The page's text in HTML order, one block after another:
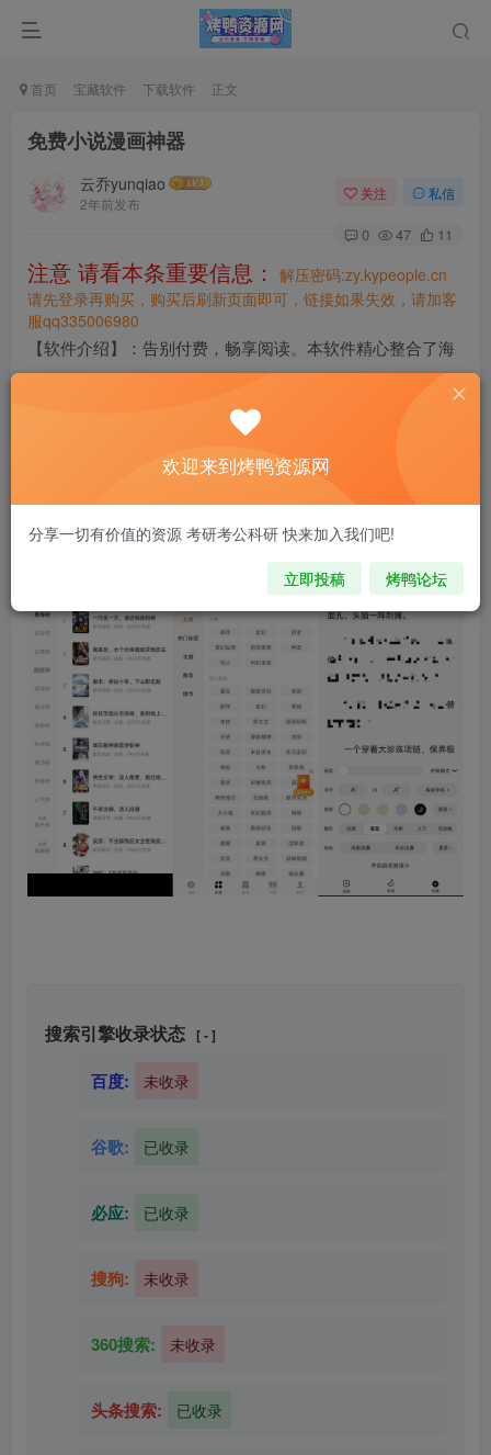
首页 宝藏软件 下载软件 正文
免费小说漫画神器
云乔yunqiao
2年前发布
关注 私信
0 47 11
注意 请看本条重要信息：
解压密码:zy.kypeople.cn
请先登录再购买，购买后刷新页面即可，链接如果失效，请加客
服qq335006980
【软件介绍】：告别付费，畅享阅读。本软件精心整合了海
量免费小说、漫画及听书资源，覆盖小说、漫画、听书等资
源，涵盖言情、玄幻、都市、校园、古装等多题材，满足个
用，操作流畅，所有精彩内容均无需付费即可畅享。
【下载链接】：
https://wwvs.lanzoue.com/iyzLE2ce6pvg
搜索引擎收录状态 [ - ]
百度: 未收录
谷歌: 已收录
必应: 已收录
搜狗: 未收录
360搜索: 未收录
头条搜索: 已收录
欢迎来到烤鸭资源网
分享一切有价值的资源 考研考公科研 快来加入我们吧!
立即投稿 烤鸭论坛